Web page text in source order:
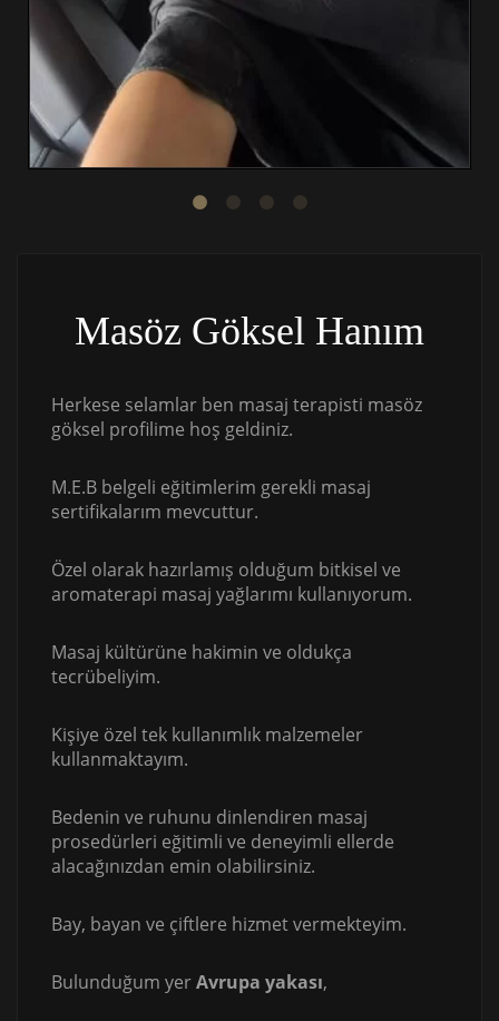
Masöz Göksel Hanım
Herkese selamlar ben masaj terapisti masöz
göksel profilime hoş geldiniz.
M.E.B belgeli eğitimlerim gerekli masaj
sertifikalarım mevcuttur.
Özel olarak hazırlamış olduğum bitkisel ve
aromaterapi masaj yağlarımı kullanıyorum.
Masaj kültürüne hakimin ve oldukça
tecrübeliyim.
Kişiye özel tek kullanımlık malzemeler
kullanmaktayım.
Bedenin ve ruhunu dinlendiren masaj
prosedürleri eğitimli ve deneyimli ellerde
alacağınızdan emin olabilirsiniz.
Bay, bayan ve çiftlere hizmet vermekteyim.
Bulunduğum yerAvrupa yakası,